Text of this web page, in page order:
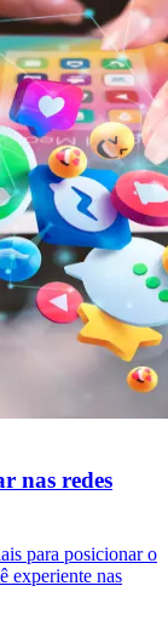
nas redes
para posicionar o
experiente nas